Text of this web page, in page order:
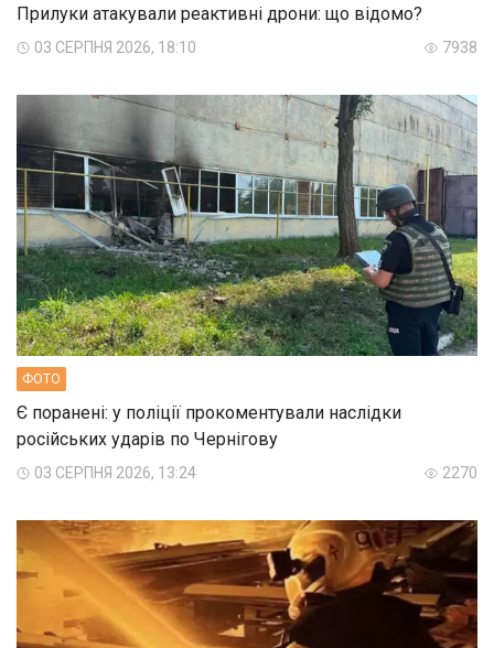
Прилуки атакували реактивні дрони: що відомо?
03 СЕРПНЯ 2026, 18:10 7938
ФОТО
Є поранені: у поліції прокоментували наслідки
російських ударів по Чернігову
03 СЕРПНЯ 2026, 13:24 2270